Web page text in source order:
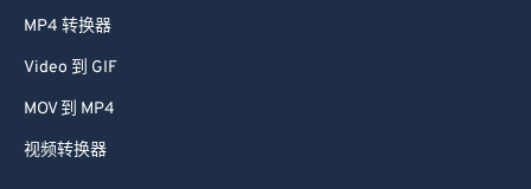
MP4 转换器
Video 到 GIF
MOV 到 MP4
视频转换器